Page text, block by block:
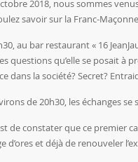
2018, nous sommes
savoir sur la Franc-
au bar restaurant « 16
questions qu’elle se posait à
dans la société? Secret?
de 20h30, les échanges
de constater que ce premier
d’ores et déjà de renouveler